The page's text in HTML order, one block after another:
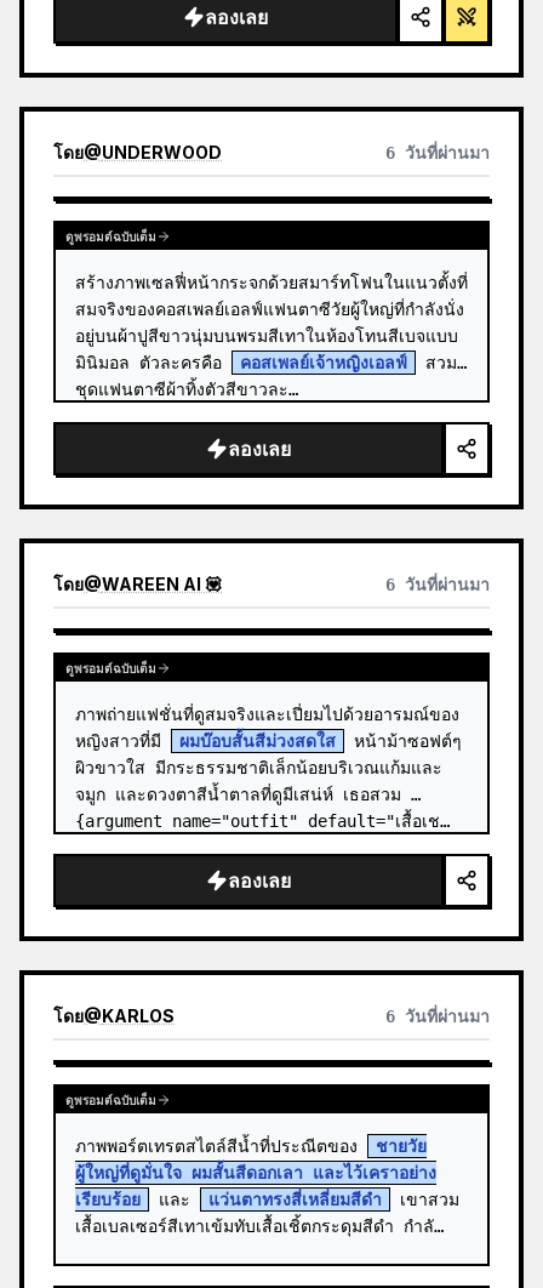
ชีวิตทั้งหมดให้เป็นโมเดล 3D ที่สมจ…
ลองเลย
โดย@UNDERWOOD 6 วันที่ผ่านมา
ดูพรอมต์ฉบับเต็ม
สร้างภาพเซลฟี่หน้ากระจกด้วยสมาร์ทโฟนในแนวตั้งที่
สมจริงของคอสเพลย์เอลฟ์แฟนตาซีวัยผู้ใหญ่ที่กำลังนั่ง
อยู่บนผ้าปูสีขาวนุ่มบนพรมสีเทาในห้องโทนสีเบจแบบ
มินิมอล ตัวละครคือ
คอสเพลย์เจ้าหญิงเอลฟ์
สวม
ชุดแฟนตาซีผ้าทิ้งตัวสีขาวละ…
ลองเลย
โดย@WAREEN AI 💟 6 วันที่ผ่านมา
ดูพรอมต์ฉบับเต็ม
ภาพถ่ายแฟชั่นที่ดูสมจริงและเปี่ยมไปด้วยอารมณ์ของ
หญิงสาวที่มี
ผมบ๊อบสั้นสีม่วงสดใส
หน้าม้าซอฟต์ๆ
ผิวขาวใส มีกระธรรมชาติเล็กน้อยบริเวณแก้มและ
จมูก และดวงตาสีน้ำตาลที่ดูมีเสน่ห์ เธอสวม
{argument name="outfit" default="เสื้อเช…
ลองเลย
โดย@KARLOS 6 วันที่ผ่านมา
ดูพรอมต์ฉบับเต็ม
ภาพพอร์ตเทรตสไตล์สีน้ำที่ประณีตของ
ชายวัย
ผู้ใหญ่ที่ดูมั่นใจ ผมสั้นสีดอกเลา และไว้เคราอย่าง
เรียบร้อย
และ แว่นตาทรงสี่เหลี่ยมสีดำ
เขาสวม
เสื้อเบลเซอร์สีเทาเข้มทับเสื้อเชิ้ตกระดุมสีดำ กำลั…